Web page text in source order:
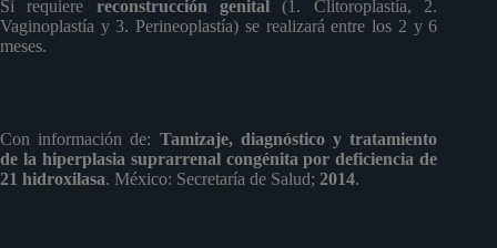
Si requiere reconstrucción genital (1. Clitoroplastía, 2.
Vaginoplastía y 3. Perineoplastía) se realizará entre los 2 y 6
meses.
Con información de: Tamizaje, diagnóstico y tratamiento
de la hiperplasia suprarrenal congénita por deficiencia de
21 hidroxilasa. México: Secretaría de Salud; 2014.